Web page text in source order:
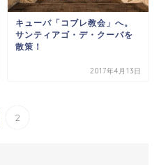
キューバ「コブレ教会」へ。
サンティアゴ・デ・クーバを
散策！
2017年4月13日
2